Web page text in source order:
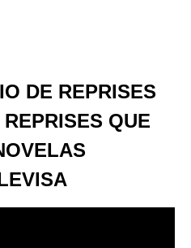
DE REPRISES
QUE